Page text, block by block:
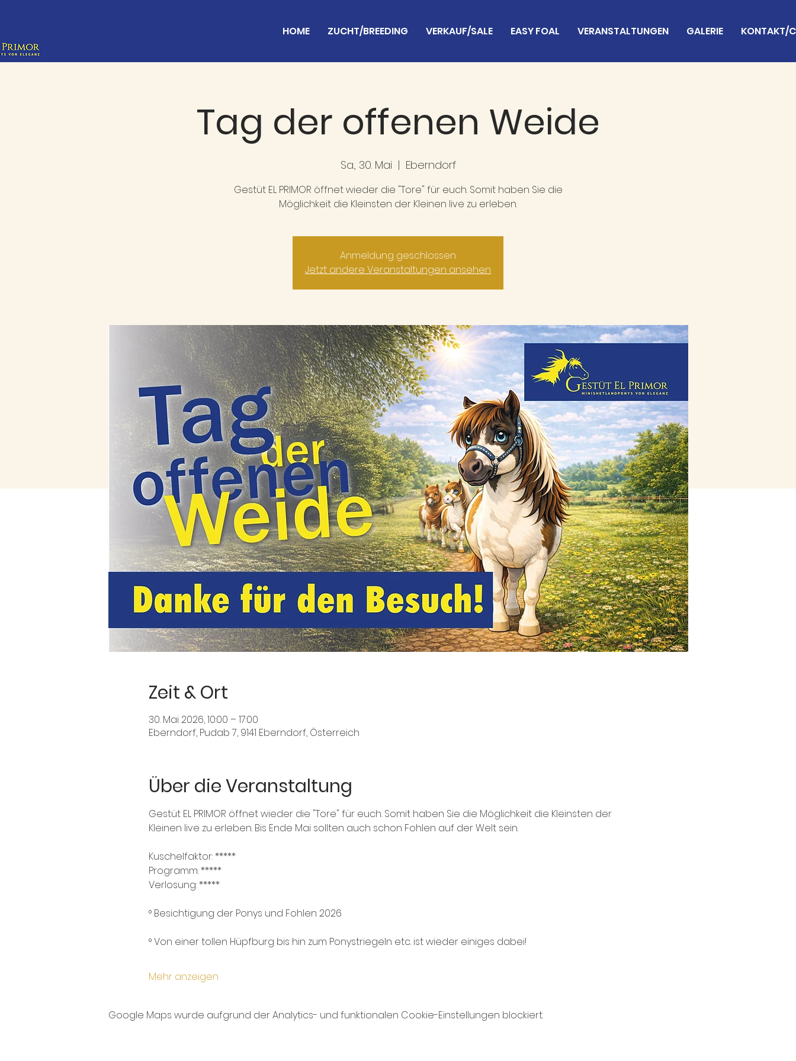
HOME ZUCHT/BREEDING VERKAUF/SALE EASY FOAL VERANSTALTUNGEN GALERIE KONTAKT/
Tag der offenen Weide
Sa., 30. Mai
  |
Eberndorf
Gestüt EL PRIMOR öffnet wieder die "Tore" für euch. Somit haben Sie die
Möglichkeit die Kleinsten der Kleinen live zu erleben.
Anmeldung geschlossen
Jetzt andere Veranstaltungen ansehen
Zeit & Ort
30. Mai 2026, 10:00 – 17:00
Eberndorf, Pudab 7, 9141 Eberndorf, Österreich
Über die Veranstaltung
Gestüt EL PRIMOR öffnet wieder die "Tore" für euch. Somit haben Sie die Möglichkeit die Kleinsten der
Kleinen live zu erleben. Bis Ende Mai sollten auch schon Fohlen auf der Welt sein.
Kuschelfaktor: *****
Programm: *****
Verlosung: *****
° Besichtigung der Ponys und Fohlen 2026
° Von einer tollen Hüpfburg bis hin zum Ponystriegeln etc. ist wieder einiges dabei!
Mehr anzeigen
Google Maps wurde aufgrund der Analytics- und funktionalen Cookie-Einstellungen blockiert.